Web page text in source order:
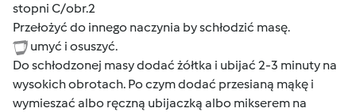
stopni C/obr.2
Przełożyć do innego naczynia by schłodzić masę.
umyć i osuszyć.
Do schłodzonej masy dodać żółtka i ubijać 2-3 minuty na
wysokich obrotach. Po czym dodać przesianą mąkę i
wymieszać albo ręczną ubijaczką albo mikserem na